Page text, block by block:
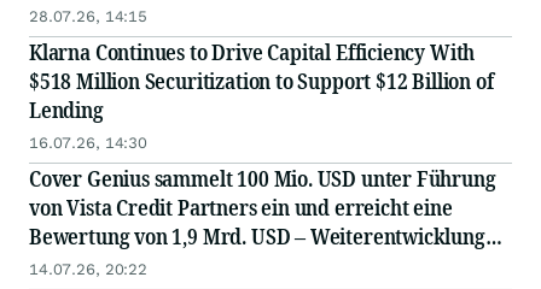
28.07.26, 14:15
Klarna Continues to Drive Capital Efficiency With
$518 Million Securitization to Support $12 Billion of
Lending
16.07.26, 14:30
Cover Genius sammelt 100 Mio. USD unter Führung
von Vista Credit Partners ein und erreicht eine
Bewertung von 1,9 Mrd. USD – Weiterentwicklung
der „AI-First“-Plattform und globale Expansion
14.07.26, 20:22